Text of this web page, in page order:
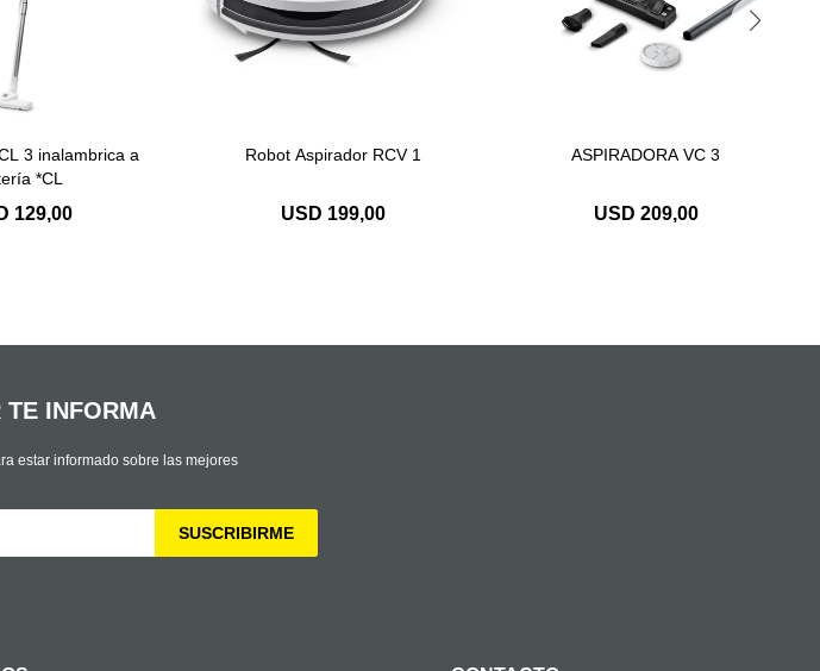
3 inalambrica a
*CL
129,00
Robot Aspirador RCV 1
USD 199,00
ASPIRADORA VC 3
USD 209,00
TE INFORMA
estar informado sobre las mejores
SUSCRIBIRME